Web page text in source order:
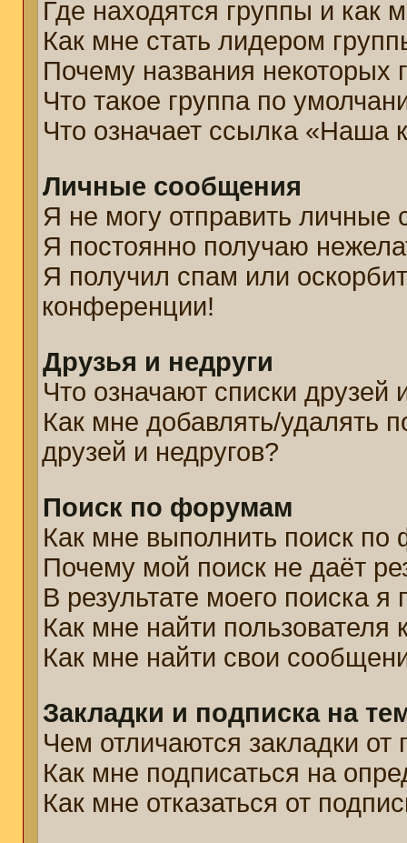
Где находятся группы и как
Как мне стать лидером
Почему названия некоторых
Что такое группа по
Что означает ссылка «Наша
Личные сообщения
Я не могу отправить личные
Я постоянно получаю
Я получил спам или
конференции!
Друзья и недруги
Что означают списки друзей
Как мне добавлять/удалять
друзей и недругов?
Поиск по форумам
Как мне выполнить поиск
Почему мой поиск не даёт
В результате моего поиска
Как мне найти пользователя
Как мне найти свои
Закладки и подписка на
Чем отличаются закладки от
Как мне подписаться на
Как мне отказаться от